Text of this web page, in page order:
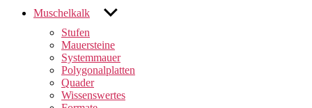
Muschelkalk
untermenü
Stufen
Mauersteine
Systemmauer
Polygonalplatten
Quader
Wissenswertes